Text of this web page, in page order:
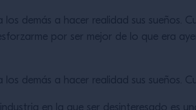
demás a hacer realidad sus sueños.
por ser mejor de lo que era
demás a hacer realidad sus sueños.